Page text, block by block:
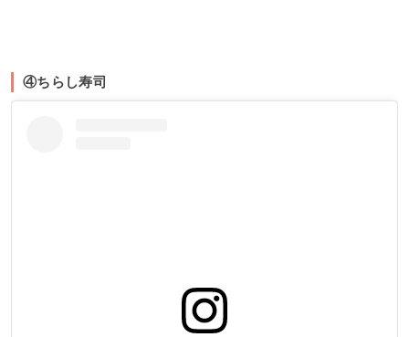
④ちらし寿司